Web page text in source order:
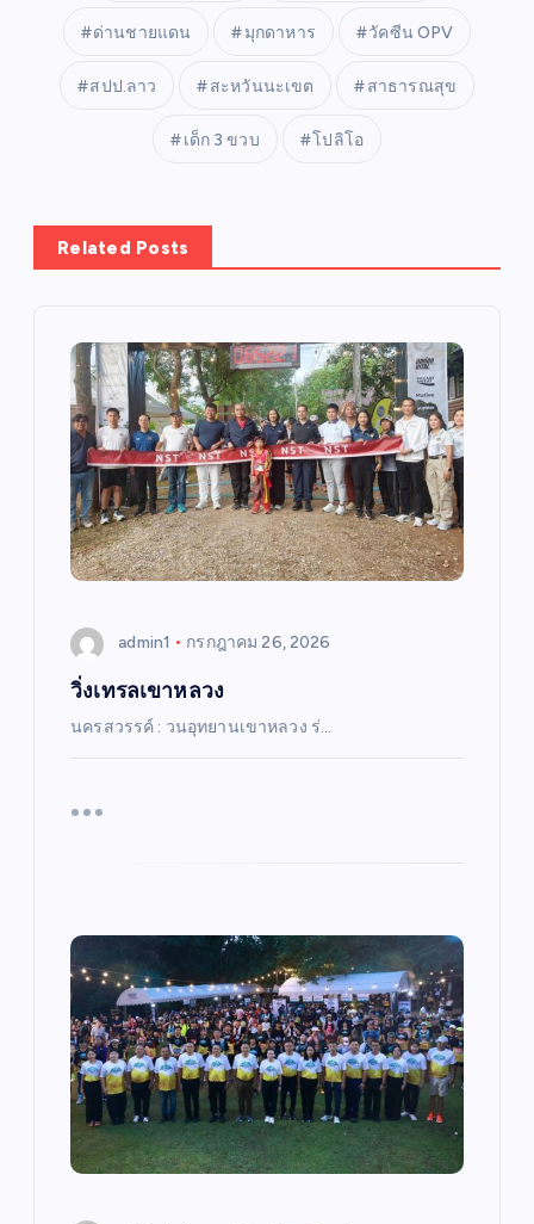
ด่านชายแดน มุกดาหาร วัคซีน OPV
สปป.ลาว สะหวันนะเขต สาธารณสุข
เด็ก 3 ขวบ โปลิโอ
Related Posts
admin1 กรกฎาคม 26, 2026
วิ่งเทรลเขาหลวง
นครสวรรค์ : วนอุทยานเขาหลวง ร่…